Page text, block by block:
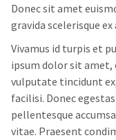
Donec sit amet
gravida scelerisque ex
Vivamus id turpis et
ipsum dolor sit amet,
vulputate tincidunt
facilisi. Donec
pellentesque
vitae. Praesent